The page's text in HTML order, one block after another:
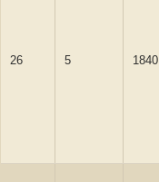
26 5 1840